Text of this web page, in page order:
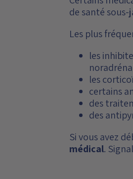
de santé sous-
Les plus
les
les
certains
des
des
Si vous avez
médical.